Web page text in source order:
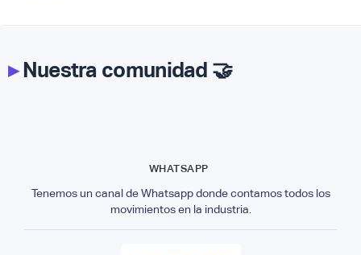
▸Nuestra comunidad 🤝
WHATSAPP
Tenemos un canal de Whatsapp donde contamos todos los
movimientos en la industria.